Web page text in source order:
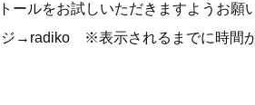
ールをお試しいただきますようお願
→radiko ※表示されるまでに時間